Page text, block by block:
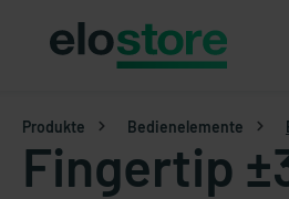
Produkte Bedienelemente
Fingertip